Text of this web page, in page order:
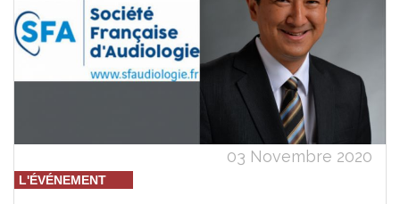
03 Novembre 2020
L'ÉVÉNEMENT